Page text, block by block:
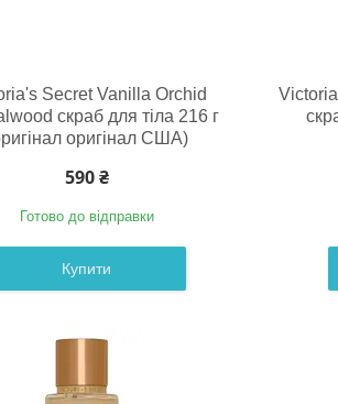
Secret Vanilla Orchid
скраб для тіла 216 г
оригінал США)
590 ₴
Готово до відправки
Купити